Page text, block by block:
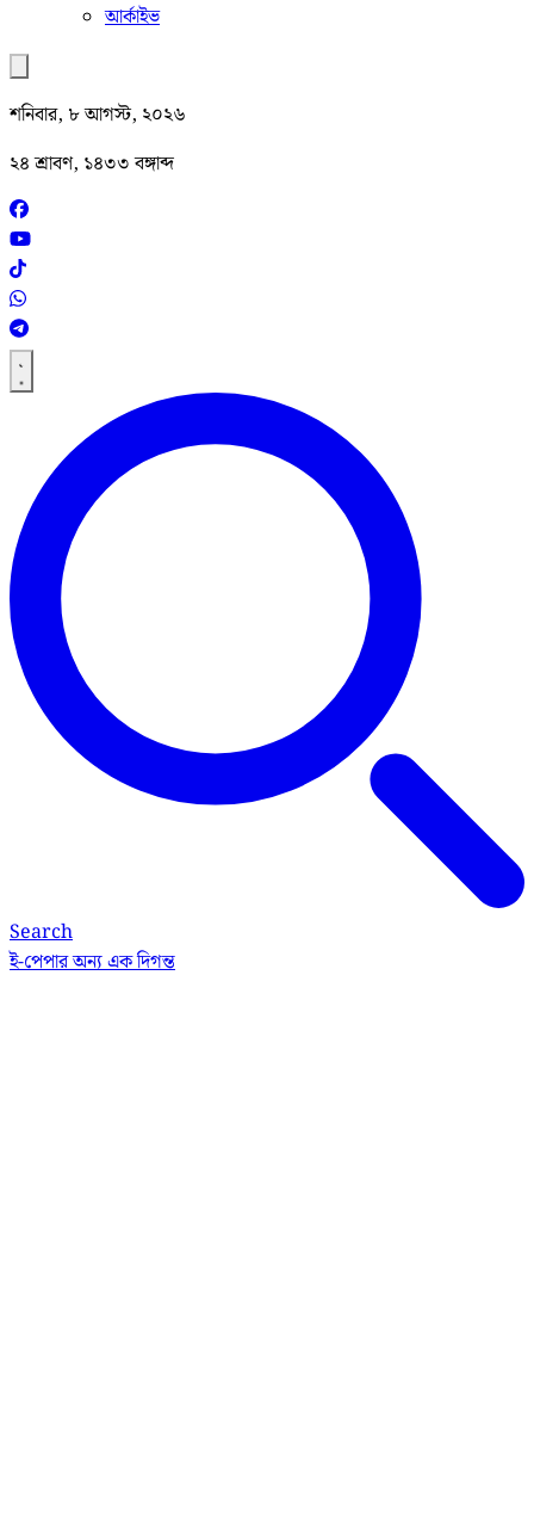
আর্কাইভ
শনিবার, ৮ আগস্ট, ২০২৬
২৪ শ্রাবণ, ১৪৩৩ বঙ্গাব্দ
Search
ই-পেপারঅন্য এক দিগন্ত